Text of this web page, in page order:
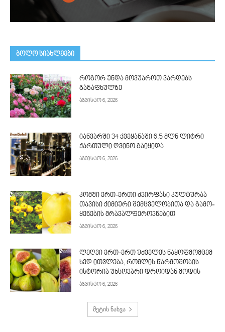
ᲑᲝᲚᲝ ᲡᲘᲐᲮᲚᲔᲔᲑᲘ
როგორ უნდა მოვუაროთ ვარდებს
გაზაფხულზე
აგვისტო 6, 2026
იანვარში 34 ქვეყანაში 6.5 მლნ ლიტრი
ქართული ღვინო გაიყიდა
აგვისტო 6, 2026
კომში ერთ-ერთი ძვირფასი კულტურაა
თავისი ქიმიური შემცველობითა და გამო­
ყენების მრავალფეროვნებით
აგვისტო 6, 2026
ლეღვი ერთ-ერთ უძველეს ნაყოფმომცემ
ხედ ითვლება, რომლის წარმოშობის
ისტორია უხსოვარი დროიდან მოდის
აგვისტო 6, 2026
მეტის ნახვა